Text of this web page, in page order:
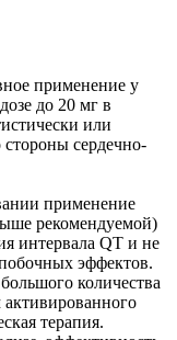
применение у
до 20 мг в
или
сердечно-
применение
рекомендуемой)
интервала QT и не
эффектов.
количества
терапия.